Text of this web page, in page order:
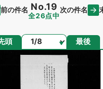
前の件名 No.19
全26点中
次の件名
頭 ページ 最後